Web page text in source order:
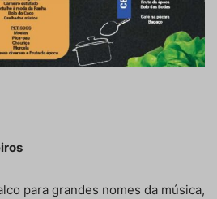
para grandes nomes da música,